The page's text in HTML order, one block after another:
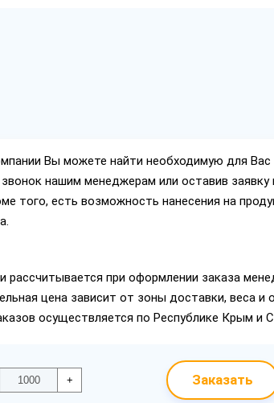
Вы можете найти необходимую для
звонок нашим менеджерам или оставив
того, есть возможность нанесения на
рассчитывается при оформлении заказа
цена зависит от зоны доставки, веса и
осуществляется по Республике Крым и
+ Заказать